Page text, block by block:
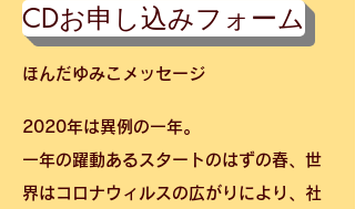
CDお申し込みフォーム
ほんだゆみこメッセージ
2020年は異例の一年。
一年の躍動あるスタートのはずの春、世
界はコロナウィルスの広がりにより、社